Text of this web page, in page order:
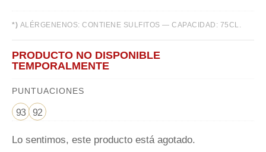
*) ALÉRGENENOS: CONTIENE SULFITOS — CAPACIDAD: 75CL.
PRODUCTO NO DISPONIBLE
TEMPORALMENTE
PUNTUACIONES
93 92
Lo sentimos, este producto está agotado.